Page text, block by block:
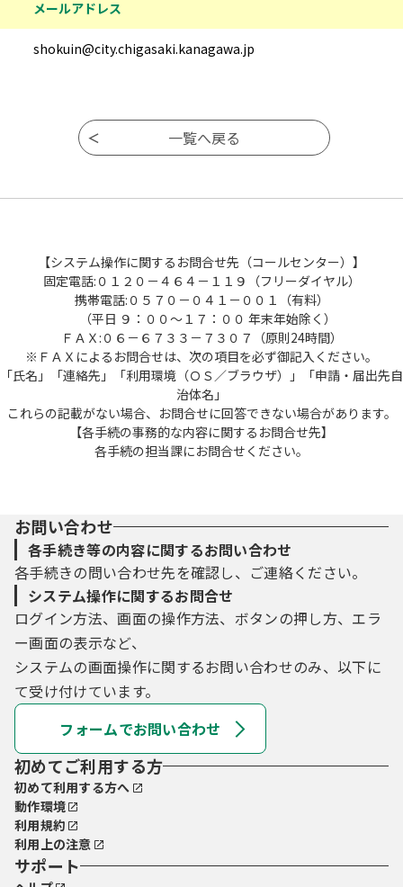
メールアドレス
shokuin@city.chigasaki.kanagawa.jp
【システム操作に関するお問合せ先（コールセンター）】
固定電話:０１２０－４６４－１１９（フリーダイヤル）
携帯電話:０５７０－０４１－００１（有料）
（平日 ９：００～１７：００ 年末年始除く）
ＦＡＸ:０６－６７３３－７３０７（原則24時間）
※ＦＡＸによるお問合せは、次の項目を必ず御記入ください。
「氏名」「連絡先」「利用環境（ＯＳ／ブラウザ）」「申請・届出先自
治体名」
これらの記載がない場合、お問合せに回答できない場合があります。
【各手続の事務的な内容に関するお問合せ先】
各手続の担当課にお問合せください。
お問い合わせ
各手続き等の内容に関するお問い合わせ
各手続きの問い合わせ先を確認し、ご連絡ください。
システム操作に関するお問合せ
ログイン方法、画面の操作方法、ボタンの押し方、エラ
ー画面の表示など、
システムの画面操作に関するお問い合わせのみ、以下に
て受け付けています。
フォームでお問い合わせ
初めてご利用する方
初めて利用する方へ
動作環境
利用規約
利用上の注意
サポート